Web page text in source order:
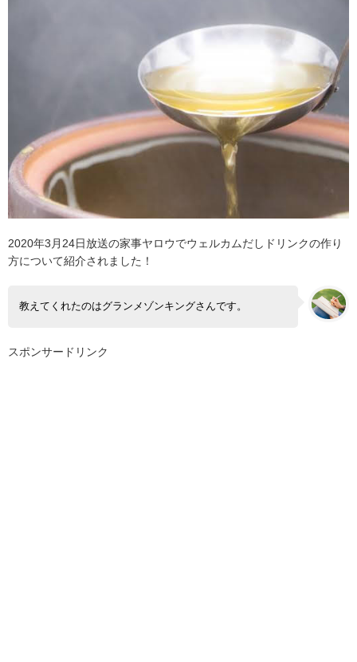
2020年3月24日放送の家事ヤロウでウェルカムだしドリンクの作り
方について紹介されました！
教えてくれたのはグランメゾンキングさんです。
スポンサードリンク